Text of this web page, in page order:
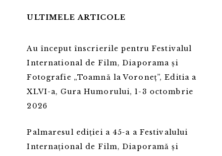
ULTIMELE ARTICOLE
Au început înscrierile pentru Festivalul
International de Film, Diaporama și
Fotografie „Toamnă la Voroneț”, Editia a
XLVI-a, Gura Humorului, 1-3 octombrie
2026
Palmaresul ediției a 45-a a Festivalului
Internațional de Film, Diaporamă și